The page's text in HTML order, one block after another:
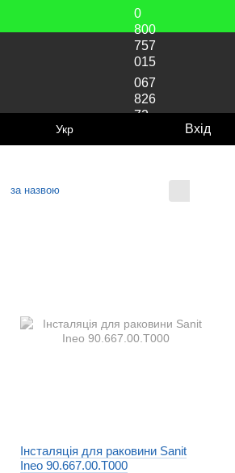
0
800
757
015
067
826
72
Укр Вхід
за назвою
Інсталяція для раковини Sanit
Ineo 90.667.00.T000